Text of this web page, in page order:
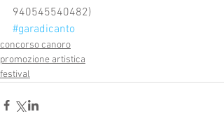
940545540482)
#garadicanto
concorso canoro
promozione artistica
festival